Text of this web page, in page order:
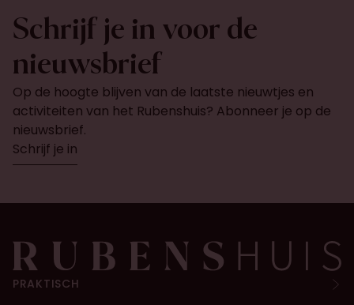
Schrijf je in voor de
nieuwsbrief
Op de hoogte blijven van de laatste nieuwtjes en
activiteiten van het Rubenshuis? Abonneer je op de
nieuwsbrief.
Schrijf je in
PRAKTISCH